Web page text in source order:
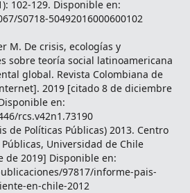
102-129. Disponible en:
S0718-50492016000600102
M. De crisis, ecologías y
sobre teoría social latinoamericana
global. Revista Colombiana de
2019 [citado 8 de diciembre
en:
rcs.v42n1.73190
de Políticas Públicas) 2013. Centro
Universidad de Chile
de 2019] Disponible en:
97817/informe-pais-
en-chile-2012